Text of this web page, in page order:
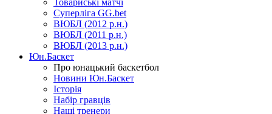
Товариські матчі
Суперліга GG.bet
ВЮБЛ (2012 р.н.)
ВЮБЛ (2011 р.н.)
ВЮБЛ (2013 р.н.)
Юн.Баскет
Про юнацький баскетбол
Новини Юн.Баскет
Історія
Набір гравців
Наші тренери